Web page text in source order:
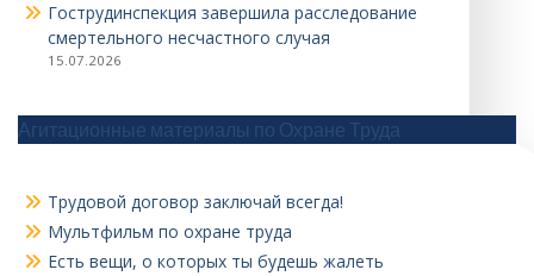
Гострудинспекция завершила расследование
смертельного несчастного случая
15.07.2026
Агитационные материалы по Охране Труда
Трудовой договор заключай всегда!
Мультфильм по охране труда
Есть вещи, о которых ты будешь жалеть